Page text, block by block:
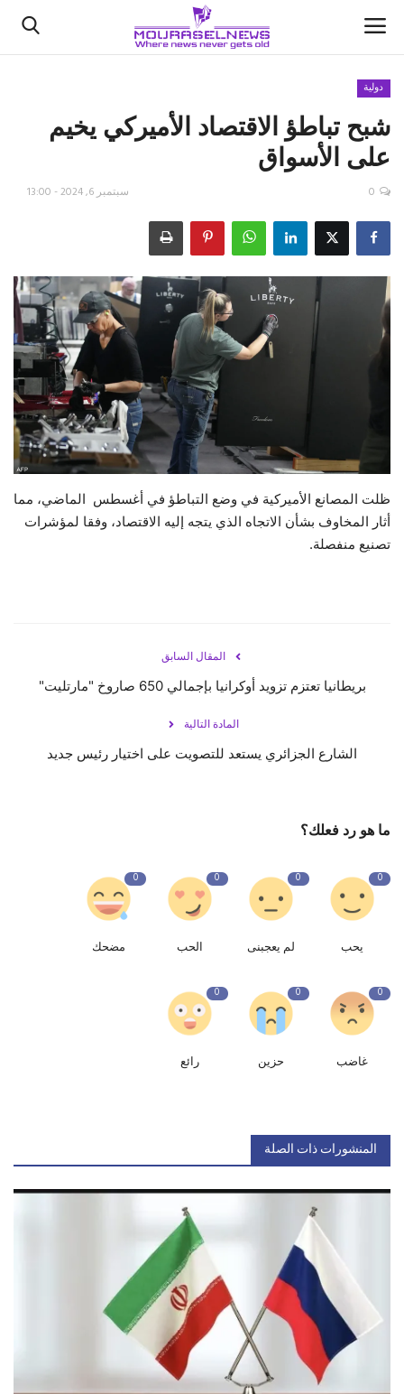
الأخبار
كتّابنا
اقتصاد
علوم وتكنولوجيا
رياضة
دولية
شبح تباطؤ الاقتصاد الأميركي يخيم
على الأسواق
سبتمبر 6, 2024 - 13:00 0
ظلت المصانع الأميركية في وضع التباطؤ في أغسطس الماضي، مما
أثار المخاوف بشأن الاتجاه الذي يتجه إليه الاقتصاد، وفقا لمؤشرات
تصنيع منفصلة.
المقال السابق
بريطانيا تعتزم تزويد أوكرانيا بإجمالي 650 صاروخ "مارتليت"
المادة التالية
الشارع الجزائري يستعد للتصويت على اختيار رئيس جديد
ما هو رد فعلك؟
0
يحب
0
لم يعجبنى
0
الحب
0
مضحك
0
غاضب
0
حزين
0
رائع
المنشورات ذات الصلة